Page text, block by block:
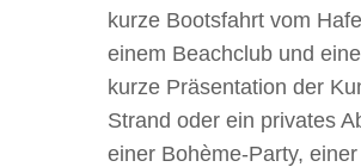
kurze Bootsfahrt vom
einem Beachclub und
kurze Präsentation der
Strand oder ein privates
einer Bohème-Party,